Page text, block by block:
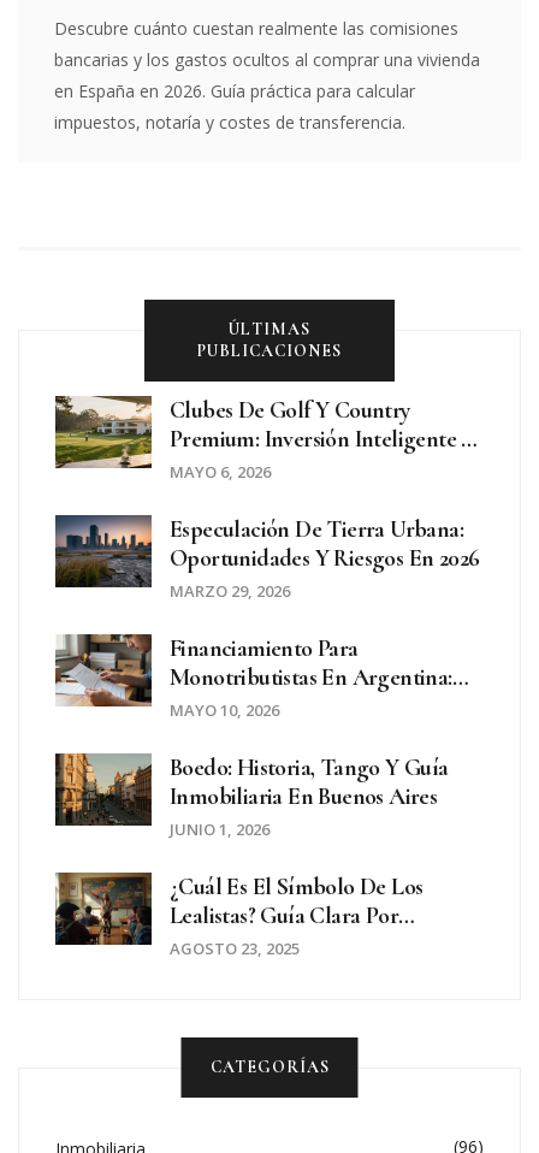
Descubre cuánto cuestan realmente las comisiones
bancarias y los gastos ocultos al comprar una vivienda
en España en 2026. Guía práctica para calcular
impuestos, notaría y costes de transferencia.
ÚLTIMAS
PUBLICACIONES
Clubes De Golf Y Country
Premium: Inversión Inteligente Y
Estilo De Vida Exclusivo
MAYO 6, 2026
Especulación De Tierra Urbana:
Oportunidades Y Riesgos En 2026
MARZO 29, 2026
Financiamiento Para
Monotributistas En Argentina:
Requisitos Y Opciones Reales
MAYO 10, 2026
Boedo: Historia, Tango Y Guía
Inmobiliaria En Buenos Aires
JUNIO 1, 2026
¿Cuál Es El Símbolo De Los
Lealistas? Guía Clara Por
Contexto Histórico
AGOSTO 23, 2025
CATEGORÍAS
(96)